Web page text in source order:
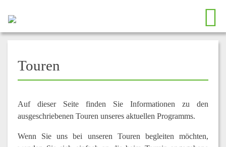
Touren
Auf dieser Seite finden Sie Informationen zu den
ausgeschriebenen Touren unseres aktuellen Programms.
Wenn Sie uns bei unseren Touren begleiten möchten,